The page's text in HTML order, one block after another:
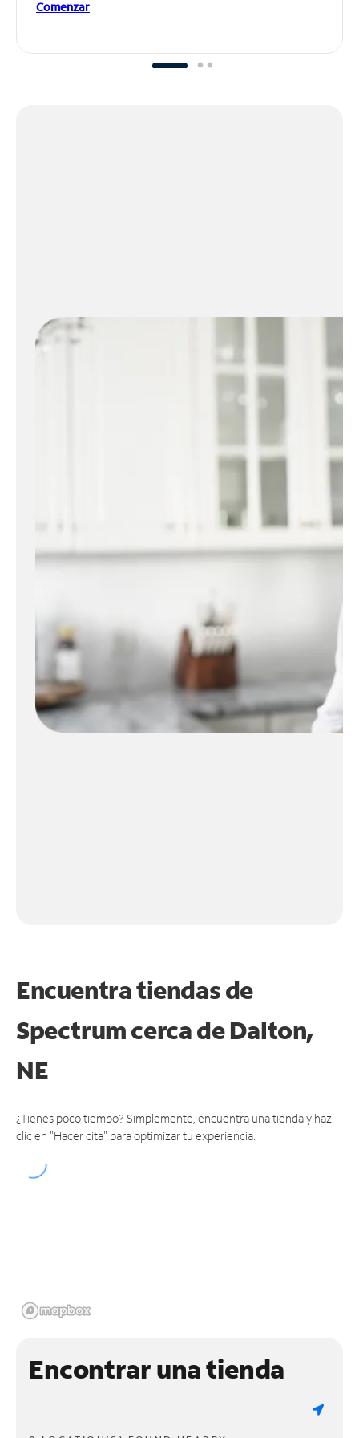
Comenzar
Encuentra tiendas de
Spectrum cerca deDalton,
NE
¿Tienes poco tiempo? Simplemente, encuentra una tienda y haz
clic en "Hacer cita" para optimizar tu experiencia.
Encontrar una tienda